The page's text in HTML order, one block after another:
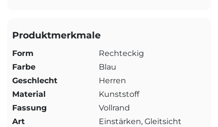
Produktmerkmale
Form
Rechteckig
Farbe
Blau
Geschlecht
Herren
Material
Kunststoff
Fassung
Vollrand
Art
Einstärken, Gleitsicht